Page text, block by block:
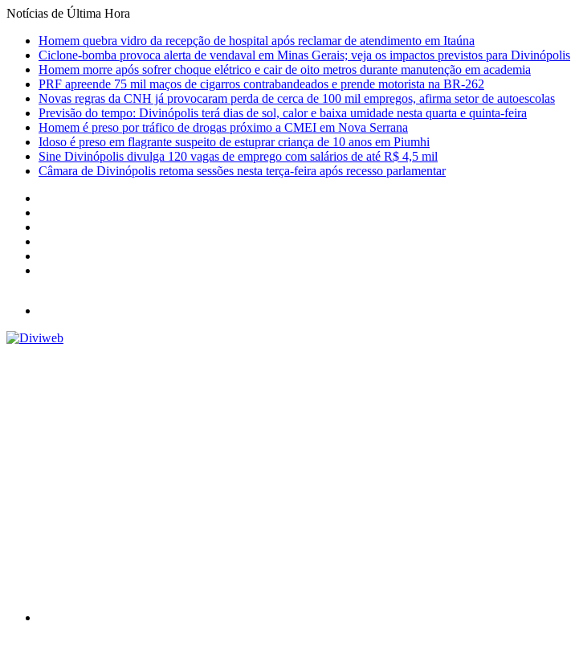
Notícias de Última Hora
Homem quebra vidro da recepção de hospital após reclamar de atendimento em Itaúna
Ciclone-bomba provoca alerta de vendaval em Minas Gerais; veja os impactos previstos para Divinópolis
Homem morre após sofrer choque elétrico e cair de oito metros durante manutenção em academia
PRF apreende 75 mil maços de cigarros contrabandeados e prende motorista na BR-262
Novas regras da CNH já provocaram perda de cerca de 100 mil empregos, afirma setor de autoescolas
Previsão do tempo: Divinópolis terá dias de sol, calor e baixa umidade nesta quarta e quinta-feira
Homem é preso por tráfico de drogas próximo a CMEI em Nova Serrana
Idoso é preso em flagrante suspeito de estuprar criança de 10 anos em Piumhi
Sine Divinópolis divulga 120 vagas de emprego com salários de até R$ 4,5 mil
Câmara de Divinópolis retoma sessões nesta terça-feira após recesso parlamentar